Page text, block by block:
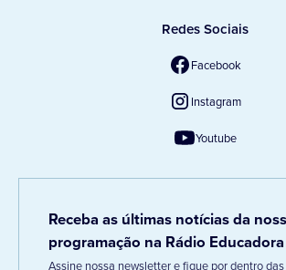
Redes Sociais
Facebook
Instagram
Youtube
Receba as últimas notícias da
programação na Rádio Educadora
Assine nossa newsletter e fique por dentro